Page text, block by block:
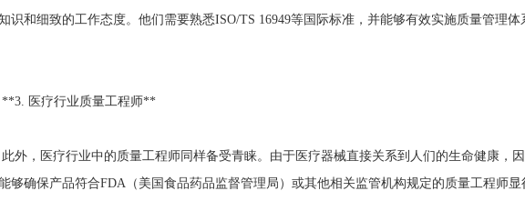
识和细致的工作态度。他们需要熟悉ISO/TS 16949等国际标准，并能够有效实施质量管理
**3. 医疗行业质量工程师**
此外，医疗行业中的质量工程师同样备受青睐。由于医疗器械直接关系到人们的生命健康，
够确保产品符合FDA（美国食品药品监督管理局）或其他相关监管机构规定的质量工程师